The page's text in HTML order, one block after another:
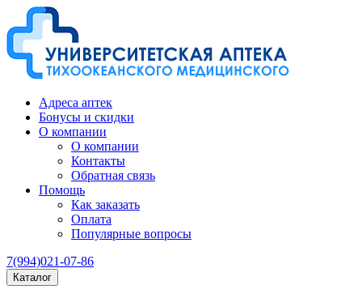
Адреса аптек
Бонусы и скидки
О компании
О компании
Контакты
Обратная связь
Помощь
Как заказать
Оплата
Популярные вопросы
7(994)021-07-86
Каталог